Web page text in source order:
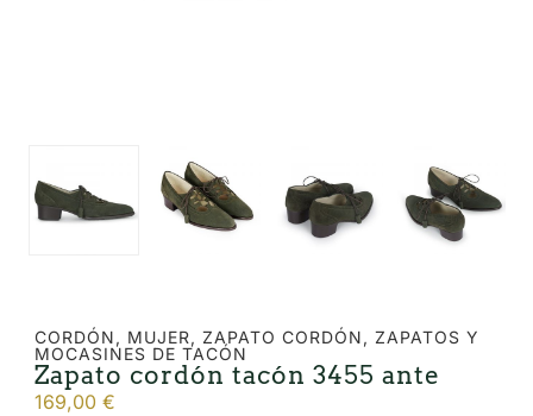
CORDÓN , MUJER, ZAPATO CORDÓN , ZAPATOS Y
MOCASINES DE TACÓN
Zapato cordón tacón 3455 ante
169,00 €